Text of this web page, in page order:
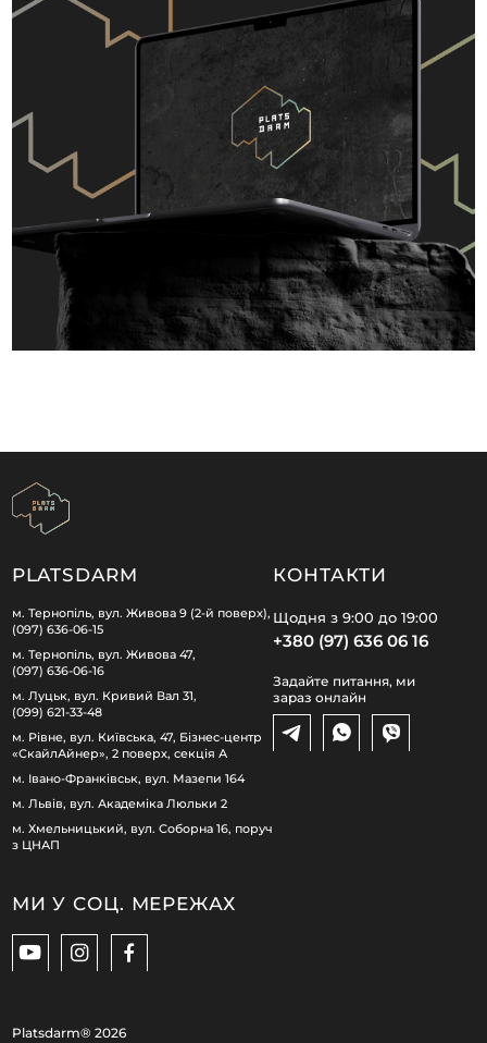
PLATSDARM
м. Тернопіль, вул. Живова 9 (2-й поверх),
(097) 636-06-15
м. Тернопіль, вул. Живова 47,
(097) 636-06-16
м. Луцьк, вул. Кривий Вал 31,
(099) 621-33-48
м. Рівне, вул. Київська, 47, Бізнес-центр
«СкайлАйнер», 2 поверх, секція А
м. Івано-Франківськ, вул. Мазепи 164
м. Львів, вул. Академіка Люльки 2
м. Хмельницький, вул. Соборна 16, поруч
з ЦНАП
КОНТАКТИ
Щодня з 9:00 до 19:00
+380 (97) 636 06 16
Задайте питання, ми
зараз онлайн
МИ У СОЦ. МЕРЕЖАХ
Platsdarm® 2026